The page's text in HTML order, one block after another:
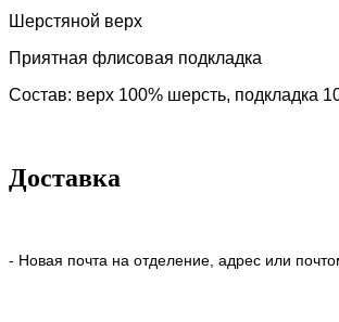
Шерстяной верх
Приятная флисовая подкладка
Состав: верх 100% шерсть, подкладка
Доставка
- Новая почта на отделение, адрес или